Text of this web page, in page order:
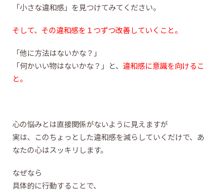
「小さな違和感」を見つけてみてください。
そして、その違和感を１つずつ改善していくこと。
「他に方法はないかな？」
「何かいい物はないかな？」と、 違和感に意識を向けるこ
と。
心の悩みとは直接関係がないように見えますが
実は、このちょっとした違和感を減らしていくだけで、あ
なたの心はスッキリします。
なぜなら
具体的に行動することで、